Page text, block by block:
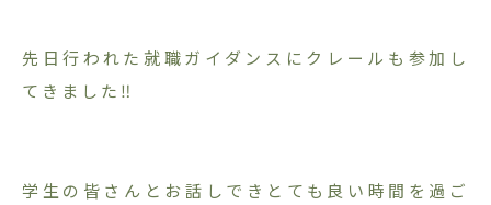
先日行われた就職ガイダンスにクレールも参加し
てきました‼︎
学生の皆さんとお話しできとても良い時間を過ご